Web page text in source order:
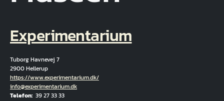
Experimentarium
Tuborg Havnevej 7
2900 Hellerup
Hjemmeside
https://www.experimentarium.dk/
E-Mail
info@experimentarium.dk
Telefon 39 27 33 33